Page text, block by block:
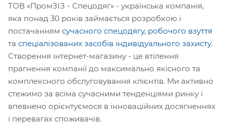
ТОВ «ПромЗІЗ - Спецодяг» - українська компанія,
яка понад 30 років займається розробкою і
постачанням сучасного спецодягу, робочого взуття
та спеціалізованих засобів індивідуального захисту.
Створення інтернет-магазину - це втілення
прагнення компанії до максимально якісного та
комплексного обслуговування клієнтів. Ми активно
стежимо за всіма сучасними тенденціями ринку і
впевнено орієнтуємося в інноваційних досягненнях
і перевагах споживачів.